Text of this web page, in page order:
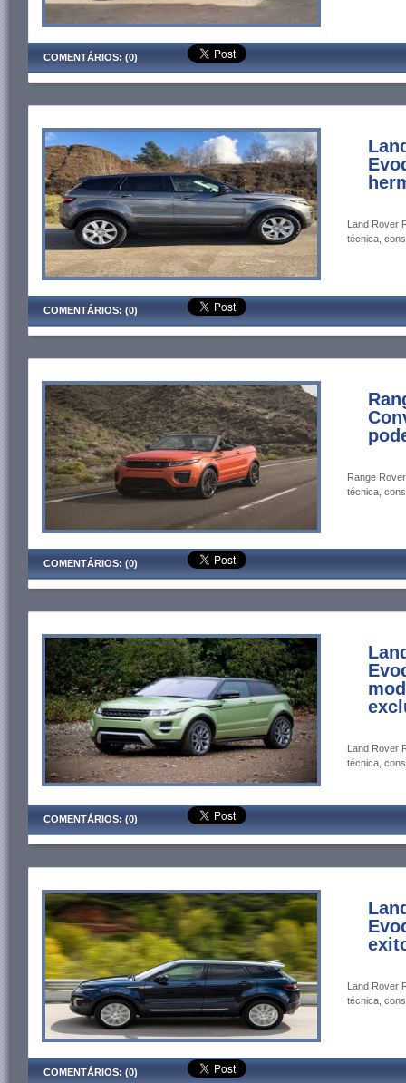
COMENTÁRIOS: (0)
Land Rover
técnica,
COMENTÁRIOS: (0)
Range
técnica,
COMENTÁRIOS: (0)
Land Rover
técnica,
COMENTÁRIOS: (0)
Land Rover
técnica,
COMENTÁRIOS: (0)